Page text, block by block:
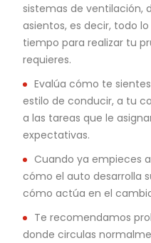
sistemas de ventilación,
asientos, es decir, todo
tiempo para realizar tu
requieres.
Evalúa cómo te
estilo de conducir, a tu
a las tareas que le
expectativas.
Cuando ya empieces
cómo el auto desarrolla
cómo actúa en el
Te recomendamos
donde circulas